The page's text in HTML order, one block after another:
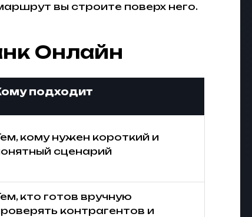
вы строите поверх него.
Онлайн
подходит
кому нужен короткий и
сценарий
кто готов вручную
контрагентов и